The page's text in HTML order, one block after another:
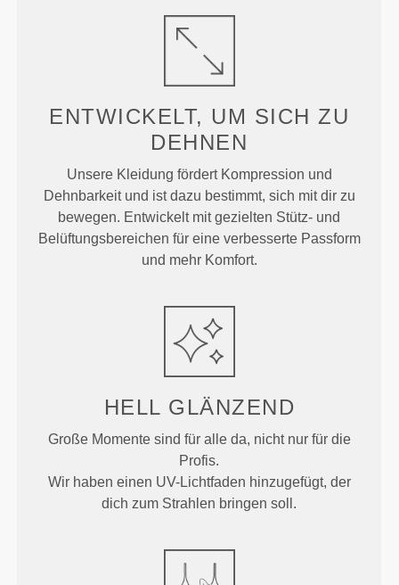
ENTWICKELT, UM SICH ZU
DEHNEN
Unsere Kleidung fördert Kompression und
Dehnbarkeit und ist dazu bestimmt, sich mit dir zu
bewegen. Entwickelt mit gezielten Stütz- und
Belüftungsbereichen für eine verbesserte Passform
und mehr Komfort.
HELL GLÄNZEND
Große Momente sind für alle da, nicht nur für die
Profis.
Wir haben einen UV-Lichtfaden hinzugefügt, der
dich zum Strahlen bringen soll.